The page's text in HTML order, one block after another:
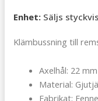
Enhet: Säljs styckvis
Klämbussning till
Axelhål: 22 mm
Material:
Fabrikat: